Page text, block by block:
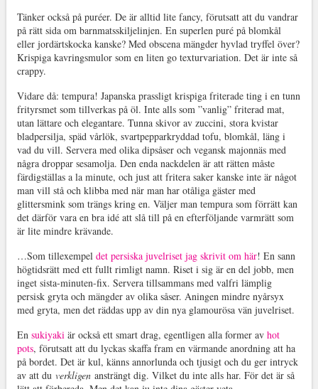
Tänker också på puréer. De är alltid lite fancy, förutsatt att du vandrar
på rätt sida om barnmatsskiljelinjen. En superlen puré på blomkål
eller jordärtskocka kanske? Med obscena mängder hyvlad tryffel över?
Krispiga kavringsmulor som en liten go texturvariation. Det är inte så
crappy.
Vidare då: tempura! Japanska prassligt krispiga friterade ting i en tunn
frityrsmet som tillverkas på öl. Inte alls som ”vanlig” friterad mat,
utan lättare och elegantare. Tunna skivor av zuccini, stora kvistar
bladpersilja, späd vårlök, svartpepparkryddad tofu, blomkål, läng i
vad du vill. Servera med olika dipsåser och vegansk majonnäs med
några droppar sesamolja. Den enda nackdelen är att rätten måste
färdigställas a la minute, och just att fritera saker kanske inte är något
man vill stå och klibba med när man har otåliga gäster med
glittersmink som trängs kring en. Väljer man tempura som förrätt kan
det därför vara en bra idé att slå till på en efterföljande varmrätt som
är lite mindre krävande.
…Som tillexempel det persiska juvelriset jag skrivit om här! En sann
högtidsrätt med ett fullt rimligt namn. Riset i sig är en del jobb, men
inget sista-minuten-fix. Servera tillsammans med valfri lämplig
persisk gryta och mängder av olika såser. Aningen mindre nyårsyx
med gryta, men det räddas upp av din nya glamourösa vän juvelriset.
En sukiyaki är också ett smart drag, egentligen alla former av hot
pots, förutsatt att du lyckas skaffa fram en värmande anordning att ha
på bordet. Det är kul, känns annorlunda och tjusigt och du ger intryck
av att du verkligen ansträngt dig. Vilket du inte alls har. För det är så